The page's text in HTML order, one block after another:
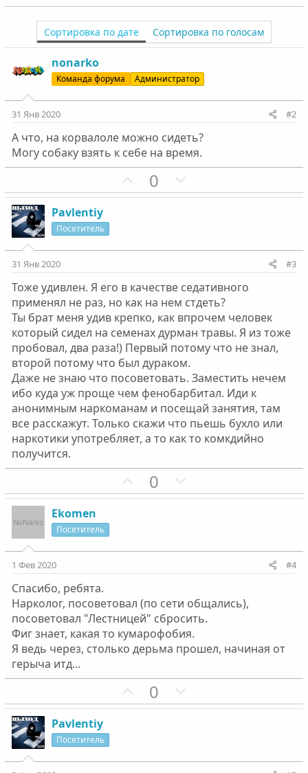
Сортировка по дате Сортировка по голосам
nonarko
Команда форума Администратор
31 Янв 2020 #2
А что, на корвалоле можно сидеть?
Могу собаку взять к себе на время.
П
о
т
н
ы
й
г
о
л
о
с
0
е
т
н
ы
й
г
л
о
с
Pavlentiy
Посетитель
31 Янв 2020 #3
Тоже удивлен. Я его в качестве седативного
применял не раз, но как на нем стдеть?
Ты брат меня удив крепко, как впрочем человек
который сидел на семенах дурман травы. Я из тоже
пробовал, два раза!) Первый потому что не знал,
второй потому что был дураком.
Даже не знаю что посоветовать. Заместить нечем
ибо куда уж проще чем фенобарбитал. Иди к
анонимным наркоманам и посещай занятия, там
все расскажут. Только скажи что пьешь бухло или
наркотики употребляет, а то как то комкдийно
получится.
П
о
т
н
ы
й
г
о
л
с
0
е
т
н
ы
й
г
л
с
Ekomen
Посетитель
1 Фев 2020 #4
Спасибо, ребята.
Нарколог, посоветовал (по сети общались),
посоветовал "Лестницей" сбросить.
Фиг знает, какая то кумарофобия.
Я ведь через, столько дерьма прошел, начиная от
герыча итд...
П
о
т
0
е
т
Pavlentiy
Посетитель